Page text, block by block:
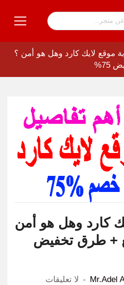
موقع لايك كارد وهل هو أمن ؟
كارد وهل هو أمن
+ طرق تخفيض
Mr.Adel لا تعليقات